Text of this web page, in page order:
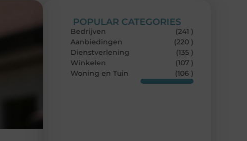
POPULAR CATEGORIES
Bedrijven
(241 )
Aanbiedingen
(220 )
Dienstverlening
(135 )
Winkelen
(107 )
Woning en Tuin
(106 )